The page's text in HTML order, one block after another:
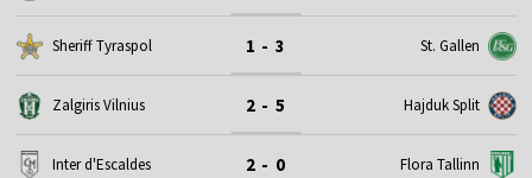
Sheriff Tyraspol 1 - 3 St. Gallen
Zalgiris Vilnius 2 - 5 Hajduk Split
Inter d'Escaldes 2 - 0 Flora Tallinn